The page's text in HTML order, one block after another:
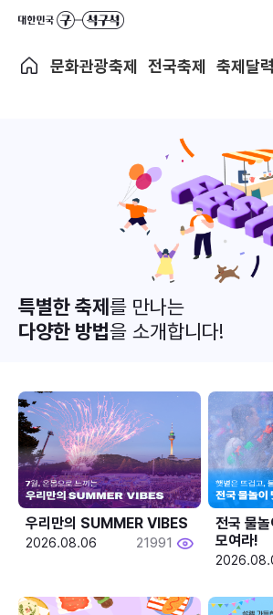
문화관광축제 전국축제 축제달력
특별한 축제를 만나는
다양한 방법을 소개합니다!
우리만의 SUMMER VIBES
2026.08.06 21991
전국 물놀
모여라!